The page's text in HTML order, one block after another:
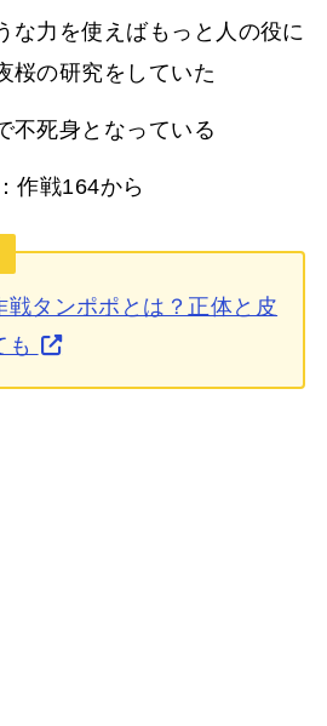
な力を使えばもっと人の役に
桜の研究をしていた
不死身となっている
作戦164から
戦タンポポとは？正体と皮
も